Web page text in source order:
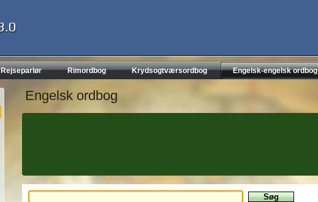
Rejseparlør Rimordbog Krydsogtværsordbog Engelsk-engelsk ordbog
Engelsk ordbog